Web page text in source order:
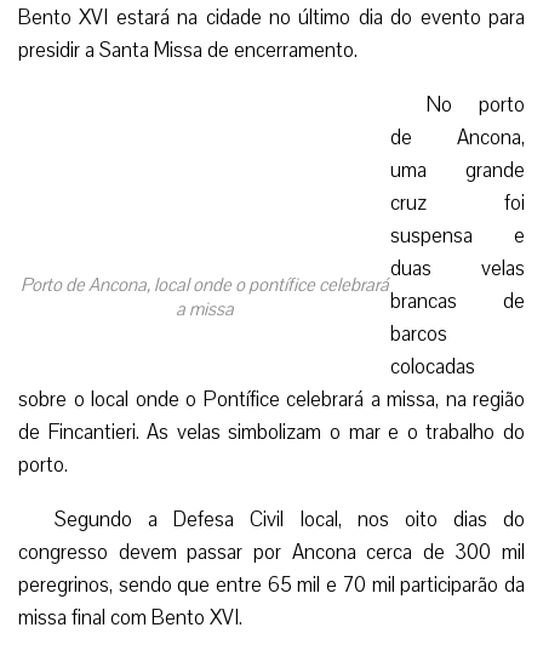
Bento XVI estará na cidade no último dia do evento para
presidir a Santa Missa de encerramento.
Porto de Ancona, local onde o pontífice celebrará
a missa
No porto
de Ancona,
uma grande
cruz foi
suspensa e
duas velas
brancas de
barcos
colocadas
sobre o local onde o Pontífice celebrará a missa, na região
de Fincantieri. As velas simbolizam o mar e o trabalho do
porto.
Segundo a Defesa Civil local, nos oito dias do
congresso devem passar por Ancona cerca de 300 mil
peregrinos, sendo que entre 65 mil e 70 mil participarão da
missa final com Bento XVI.